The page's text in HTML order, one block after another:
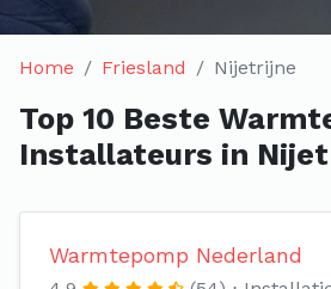
Home Friesland Nijetrijne
Top 10 Beste
Installateurs in
Warmtepomp Nederland